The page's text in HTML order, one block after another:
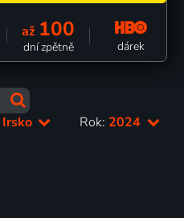
až 100
dní zpětně dárek
Irsko Rok: 2024